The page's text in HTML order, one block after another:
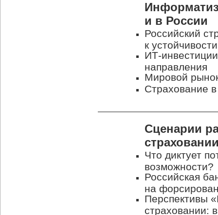
и в России
Российский
к
ИТ-инвестиции
направления
Мировой
Страхование
Сценарии
Что диктует
возможности?
Российская
на
Перспективы
страховании: